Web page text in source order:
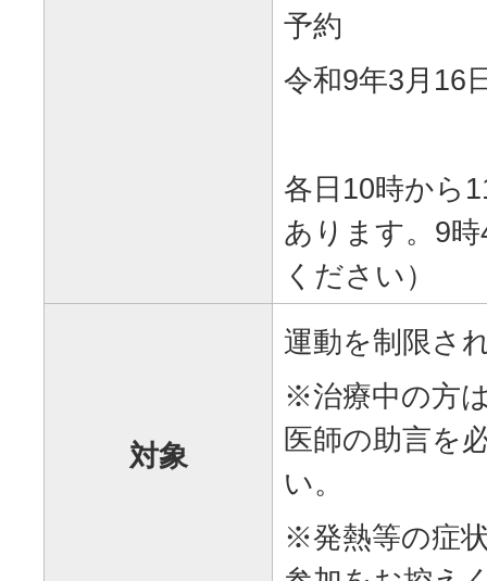
予約
令和9年3月16
各日10時から
あります。9
ください）
対象
運動を制限さ
※治療中の方
医師の助言を
い。
※発熱等の症